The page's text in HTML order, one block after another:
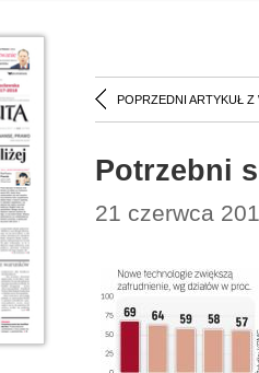
POPRZEDNI ARTYKUŁ Z
Potrzebni
21 czerwca